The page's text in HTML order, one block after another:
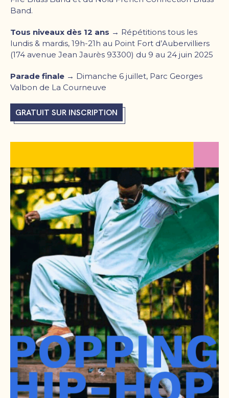
Band.
Tous niveaux dès 12 ans → Répétitions tous les
lundis & mardis, 19h-21h au Point Fort d’Aubervilliers
(174 avenue Jean Jaurès 93300) du 9 au 24 juin 2025
Parade finale → Dimanche 6 juillet, Parc Georges
Valbon de La Courneuve
GRATUIT SUR INSCRIPTION